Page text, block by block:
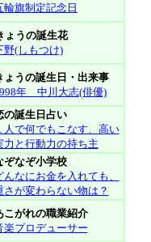
輪旗制定記念日
ょうの誕生花
野(しもつけ)
ょうの誕生日・出来事
年 中川大志(俳優)
の誕生日占い
人で何でもこなす、高い
力と行動力の持ち主
ぞなぞ小学校
んなにお金を入れても、
さが変わらない物は？
こがれの職業紹介
楽プロデューサー